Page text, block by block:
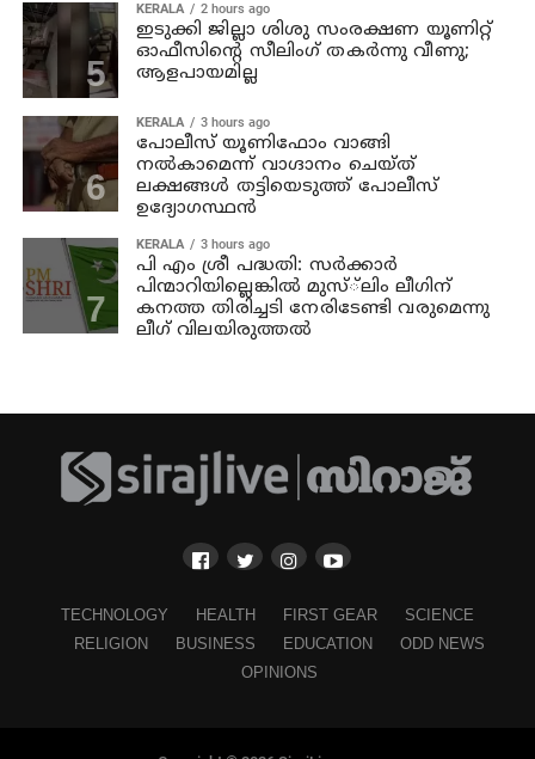
KERALA 2 hours ago
ഇടുക്കി ജില്ലാ ശിശു സംരക്ഷണ യൂണിറ്റ്
ഓഫീസിന്റെ സീലിംഗ് തകര്‍ന്നു വീണു;
ആളപായമില്ല
KERALA 3 hours ago
പോലീസ് യൂണിഫോം വാങ്ങി
നല്‍കാമെന്ന് വാഗ്ദാനം ചെയ്ത്
ലക്ഷങ്ങള്‍ തട്ടിയെടുത്ത് പോലീസ്
ഉദ്യോഗസ്ഥന്‍
KERALA 3 hours ago
പി എം ശ്രീ പദ്ധതി: സര്‍ക്കാര്‍
പിന്മാറിയില്ലെങ്കില്‍ മുസ്്‌ലിം ലീഗിന്
കനത്ത തിരിച്ചടി നേരിടേണ്ടി വരുമെന്നു
ലീഗ് വിലയിരുത്തല്‍
TECHNOLOGY HEALTH FIRST GEAR
SCIENCE
RELIGION
BUSINESS EDUCATION
ODD NEWS
OPINIONS